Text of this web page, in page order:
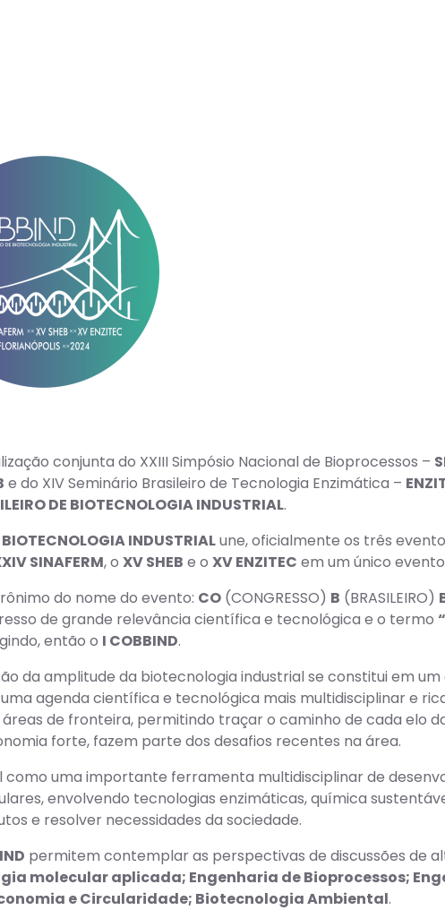
conjunta do XXIII Simpósio Nacional de Bioprocessos –
e do XIV Seminário Brasileiro de Tecnologia Enzimática –
DE BIOTECNOLOGIA INDUSTRIAL.
BIOTECNOLOGIA INDUSTRIALune, oficialmente os três
SINAFERM, o XV SHEB e o XV ENZITEC em um único
do nome do evento: CO (CONGRESSO) B (BRASILEIRO)
de grande relevância científica e tecnológica e o termo
então o I COBBIND.
da amplitude da biotecnologia industrial se constitui em
agenda científica e tecnológica mais multidisciplinar e
de fronteira, permitindo traçar o caminho de cada elo
forte, fazem parte dos desafios recentes na área.
como uma importante ferramenta multidisciplinar de
envolvendo tecnologias enzimáticas, química
e resolver necessidades da sociedade.
permitem contemplar as perspectivas de discussões de
molecular aplicada; Engenharia de Bioprocessos;
e Circularidade; Biotecnologia Ambiental.